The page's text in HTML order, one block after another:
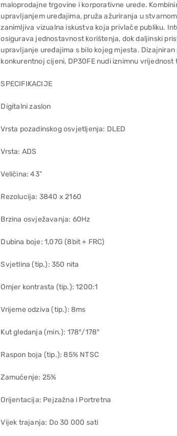
maloprodajne trgovine i korporativne urede.
upravljanjem uređajima, pruža ažuriranja u
zanimljiva vizualna iskustva koja privlače publiku.
osigurava jednostavnost korištenja, dok daljinski
upravljanje uređajima s bilo kojeg mjesta.
konkurentnoj cijeni, DP30FE nudi iznimnu
SPECIFIKACIJE
Digitalni zaslon
Vrsta pozadinskog osvjetljenja: DLED
Vrsta: ADS
Veličina: 43”
Rezolucija: 3840 x 2160
Brzina osvježavanja: 60Hz
Dubina boje: 1,07G (8bit + FRC)
Svjetlina (tip.): 350 nita
Omjer kontrasta (tip.): 1200:1
Vrijeme odziva (tip.): 8ms
Kut gledanja (min.): 178°/178°
Raspon boja (tip.): 85% NTSC
Zamućenje: 25%
Orijentacija: Pejzažna i Portretna
Vijek trajanja: Do 30 000 sati